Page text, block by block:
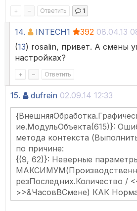
+ – Ответить 1
14. INTECH1 392 08.04.13
(13) rosalin, привет. А смены
настройках?
+ – Ответить
15. dufrein 02.09.14 12:33
ие.МодульОбъекта(615)}:
метода контекста
по причине:
{(9, 62)}: Неверные
резПоследних.Количество /
>>&ЧасовВСмене) КАК